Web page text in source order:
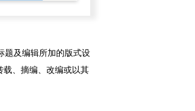
及编辑所加的版式设
载、摘编、改编或以其